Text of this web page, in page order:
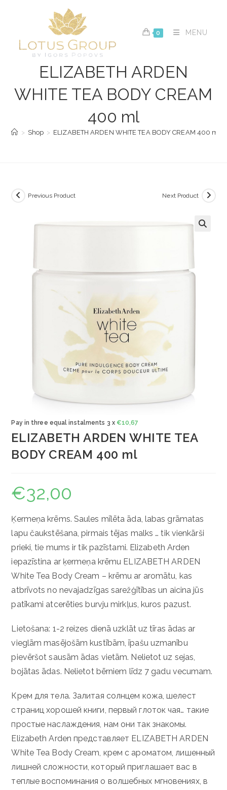
0 MENU
ELIZABETH ARDEN
WHITE TEA BODY CREAM
400 ml
> Shop > ELIZABETH ARDEN WHITE TEA BODY CREAM 400 ml
Previous Product Next Product
Pay in three equal instalments 3 x €10,67
ELIZABETH ARDEN WHITE TEA
BODY CREAM 400 ml
€32,00
Ķermeņa krēms. Saules mīlēta āda, labas grāmatas
lapu čaukstēšana, pirmais tējas malks … tik vienkārši
prieki, tie mums ir tik pazīstami. Elizabeth Arden
iepazīstina ar ķermeņa krēmu ELIZABETH ARDEN
White Tea Body Cream – krēmu ar aromātu, kas
atbrīvots no nevajadzīgas sarežģītības un aicina jūs
patīkami atcerēties burvju mirkļus, kuros pazust.
Lietošana: 1-2 reizes dienā uzklāt uz tīras ādas ar
vieglām masējošām kustībām, īpašu uzmanību
pievēršot sausām ādas vietām. Nelietot uz sejas,
bojātas ādas. Nelietot bērniem līdz 7 gadu vecumam.
Крем для тела. Залитая солнцем кожа, шелест
страниц хорошей книги, первый глоток чая… такие
простые наслаждения, нам они так знакомы.
Elizabeth Arden представляет ELIZABETH ARDEN
White Tea Body Cream, крем с ароматом, лишенный
лишней сложности, который приглашает вас в
теплые воспоминания о волшебных мгновениях, в